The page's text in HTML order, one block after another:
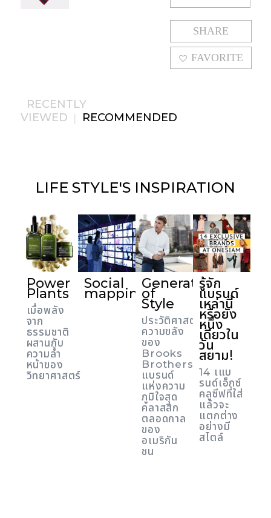
SHARE
FAVORITE
RECENTLY
VIEWED | RECOMMENDED
LIFE STYLE'S INSPIRATION
Power
Plants
เมื่อพลัง
จาก
ธรรมชาติ
ผสานกับ
ความล้ำ
หน้าของ
วิทยาศาสตร์
Social
mapping
Generations
of
Style
ประวัติศาสตร์
ความขลัง
ของ
Brooks
Brothers
แบรนด์
แห่งความ
ภูมิใจสุด
คลาสสิก
ตลอดกาล
ของ
อเมริกัน
ชน
รู้จัก
แบรนด์
เหล่านี้
หรือยัง
หนึ่ง
เดียวใน
วัน
สยาม!
14 เแบ
รนด์เอ็กซ์
คลูซีฟที่ใส่
แล้วจะ
แตกต่าง
อย่างมี
สไตล์